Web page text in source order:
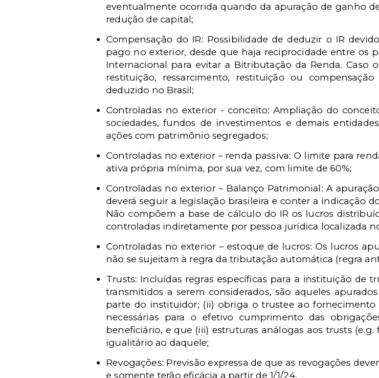
eventualmente ocorrida quando da apuração de ganho
redução de capital;
Compensação do IR: Possibilidade de deduzir o IR
pago no exterior, desde que haja reciprocidade entre os
Internacional para evitar a Bitributação da Renda. Caso
restituição, ressarcimento, restituição ou
deduzido no Brasil;
Controladas no exterior - conceito: Ampliação do
sociedades, fundos de investimentos e demais
ações com patrimônio segregados;
Controladas no exterior – renda passiva: O limite para
ativa própria mínima, por sua vez, com limite de 60%;
Controladas no exterior – Balanço Patrimonial: A
deverá seguir a legislação brasileira e conter a indicação
Não compõem a base de cálculo do IR os lucros
controladas indiretamente por pessoa jurídica localizada
Controladas no exterior – estoque de lucros: Os lucros
não se sujeitam à regra da tributação automática (regra
Trusts: Incluídas regras específicas para a instituição de
transmitidos a serem considerados, são aqueles
parte do instituidor; (ii) obriga o trustee ao fornecimento
necessárias para o efetivo cumprimento das
beneficiário, e que (iii) estruturas análogas aos trusts
igualitário ao daquele;
Revogações: Previsão expressa de que as revogações
e somente terão eficácia a partir de 1/1/24.